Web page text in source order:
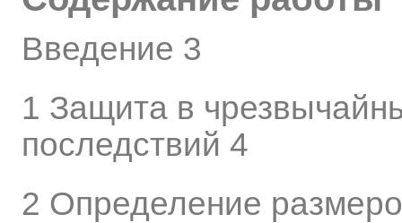
Введение 3
1 Защита в
последствий 4
2 Определение